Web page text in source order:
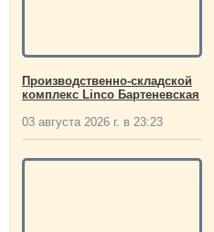
Производственно-складской
комплекс Linco Бартеневская
03 августа 2026 г. в 23:23